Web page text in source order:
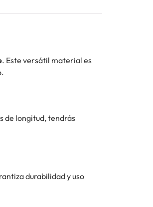
. Este versátil material es
de longitud, tendrás
durabilidad y uso